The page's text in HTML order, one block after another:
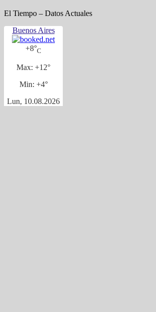
El Tiempo – Datos Actuales
Buenos Aires
+8°C
Max: +12°
Min: +4°
Lun, 10.08.2026